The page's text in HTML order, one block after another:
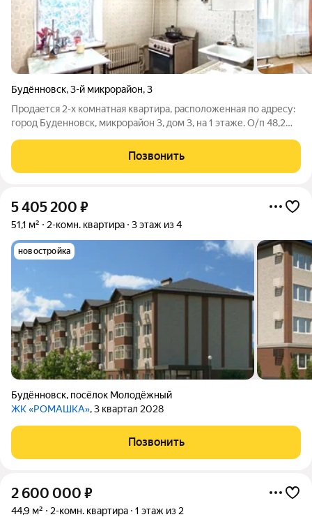
Будённовск,3-й микрорайон,3
Продается 2-х комнатная квартира, расположенная по адресу:
город Буденновск, микрорайон 3, дом 3, на 1 этаже. О/п 48,2
раздельный, лоджия (6 м). Без ремонта, окна деревянные,
заменены трубы
Позвонить
5 405 200 ₽
51,1 м² 2-комн. квартира 3 этаж из 4
новостройка
Будённовск, посёлок Молодёжный
ЖК «РОМАШКА», 3 квартал 2028
Позвонить
2 600 000 ₽
44,9 м² 2-комн. квартира 1 этаж из 2